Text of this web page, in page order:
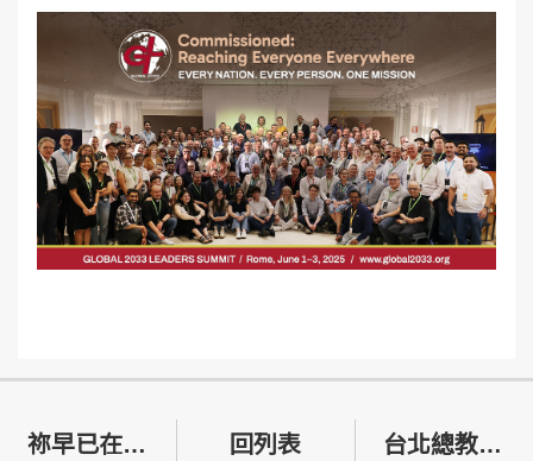
祢早已在那裡等我：在祈禱與彌撒中找到與主同行的生命 回列表 台北總教區牧靈福傳委員會舉辦年度研習會